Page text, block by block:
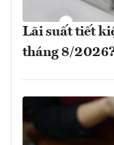
Lãi suất tiết
tháng 8/